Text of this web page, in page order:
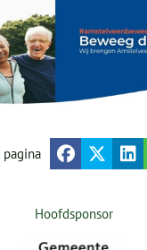
Hoofdsponsor